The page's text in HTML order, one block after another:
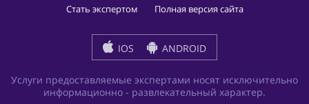
Стать экспертом
Полная версия сайта
IOS ANDROID
Услуги предоставляемые экспертами носят исключительно
информационно - развлекательный характер.